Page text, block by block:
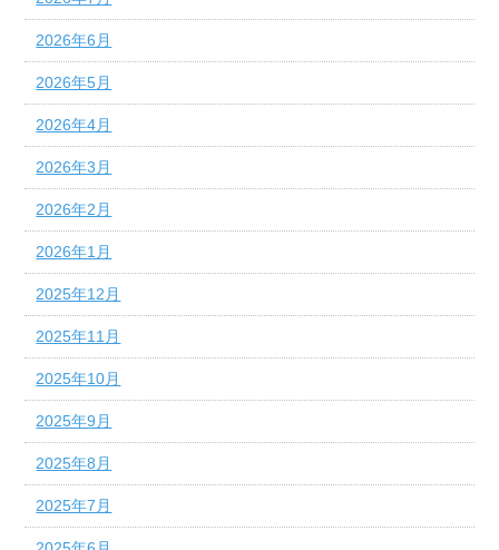
2026年6月
2026年5月
2026年4月
2026年3月
2026年2月
2026年1月
2025年12月
2025年11月
2025年10月
2025年9月
2025年8月
2025年7月